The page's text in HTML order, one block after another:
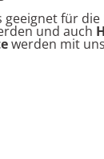
geeignet für die
und auch
werden mit